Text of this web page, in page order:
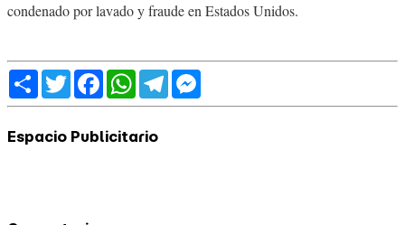
condenado por lavado y fraude en Estados Unidos.
ShareTwitterFacebook
WhatsApp
Telegram
Espacio Publicitario